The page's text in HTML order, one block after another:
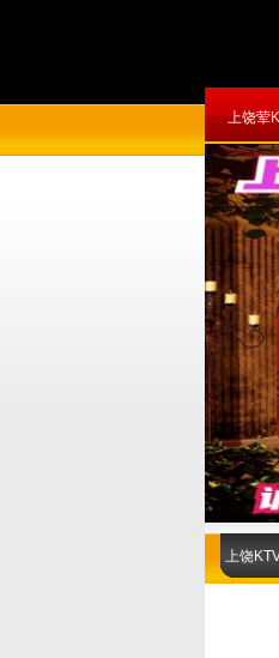
上饶荤
上饶